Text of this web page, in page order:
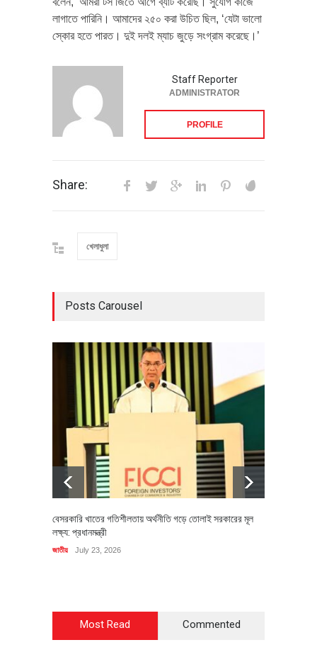
লাগাতে পারিনি। আমাদের ২৫০ করা উচিত ছিল, ‘যেটা ভালো
স্কোর হতে পারত। দুই দলই ম্যাচ জুড়ে সংগ্রাম করেছে।’
Staff Reporter
ADMINISTRATOR
PROFILE
Share:
খেলাধুলা
Posts Carousel
বেসরকারি খাতের গতিশীলতায় অর্থনীতি গড়ে তোলাই সরকারের মূল
লক্ষ্য: প্রধানমন্ত্রী
জাতীয় July 23, 2026
Most Read Commented